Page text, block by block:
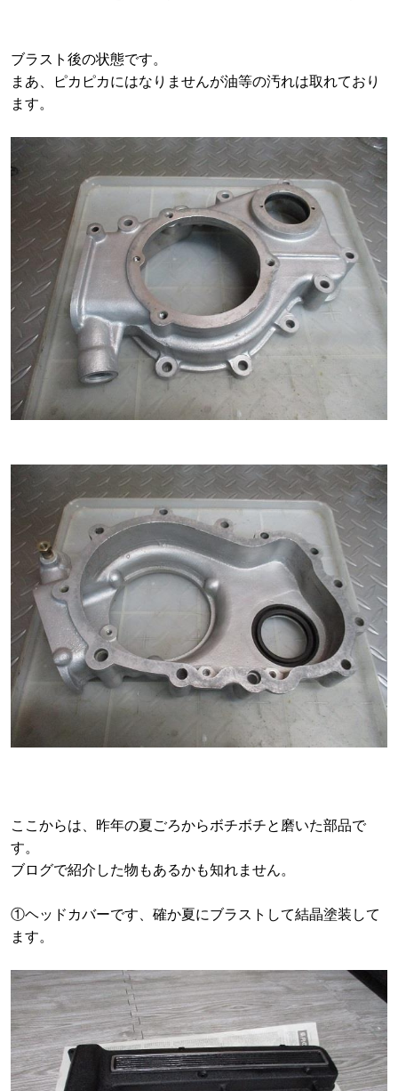
ブラスト後の状態です。
まあ、ピカピカにはなりませんが油等の汚れは取れており
ます。
ここからは、昨年の夏ごろからボチボチと磨いた部品で
す。
ブログで紹介した物もあるかも知れません。
①ヘッドカバーです、確か夏にブラストして結晶塗装して
ます。